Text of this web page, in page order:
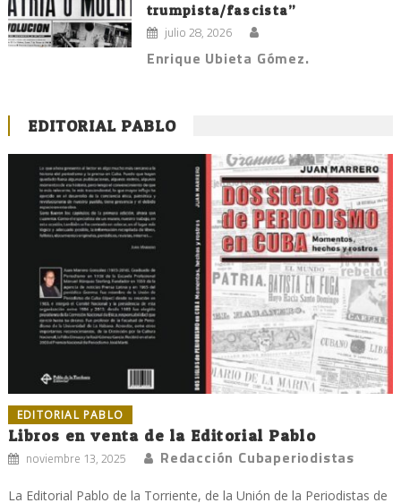
trumpista/fascista”
julio 28, 2026
Enrique Ubieta Gómez.
EDITORIAL PABLO
EDITORIAL PABLO
Libros en venta de la Editorial Pablo
noviembre 13, 2025 Redacción Cubaperiodistas
La Editorial Pablo de la Torriente, de la Unión de la Periodistas de